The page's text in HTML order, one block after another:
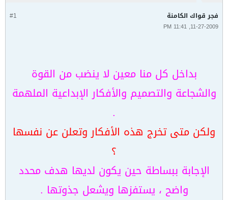
#1 فجر قواك الكامنة
11-27-2009, 11:41 PM
بداخل كل منا معين لا ينضب من القوة
والشجاعة والتصميم والأفكار الإبداعية الملهمة
.
ولكن متى تخرج هذه الأفكار وتعلن عن نفسها
؟
الإجابة ببساطة حين يكون لديها هدف محدد
واضح ، يستفزها ويشعل جذوتها .